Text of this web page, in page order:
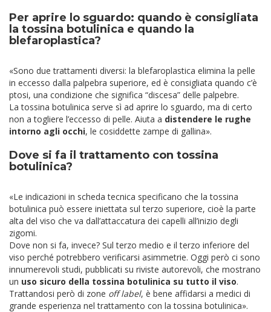
Per aprire lo sguardo: quando è consigliata
la tossina botulinica e quando la
blefaroplastica?
«Sono due trattamenti diversi: la blefaroplastica elimina la pelle
in eccesso dalla palpebra superiore, ed è consigliata quando c’è
ptosi, una condizione che significa “discesa” delle palpebre.
La tossina botulinica serve sì ad aprire lo sguardo, ma di certo
non a togliere l’eccesso di pelle. Aiuta a distendere le rughe
intorno agli occhi, le cosiddette zampe di gallina».
Dove si fa il trattamento con tossina
botulinica?
«Le indicazioni in scheda tecnica specificano che la tossina
botulinica può essere iniettata sul terzo superiore, cioè la parte
alta del viso che va dall’attaccatura dei capelli all’inizio degli
zigomi.
Dove non si fa, invece? Sul terzo medio e il terzo inferiore del
viso perché potrebbero verificarsi asimmetrie. Oggi però ci sono
innumerevoli studi, pubblicati su riviste autorevoli, che mostrano
un uso sicuro della tossina botulinica su tutto il viso.
Trattandosi però di zone off label, è bene affidarsi a medici di
grande esperienza nel trattamento con la tossina botulinica».